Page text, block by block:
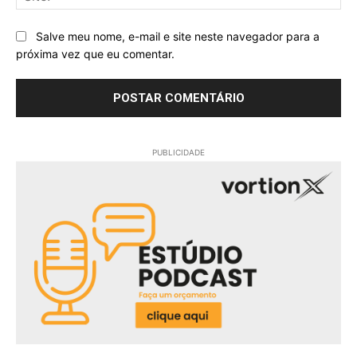
Salve meu nome, e-mail e site neste navegador para a
próxima vez que eu comentar.
PUBLICIDADE